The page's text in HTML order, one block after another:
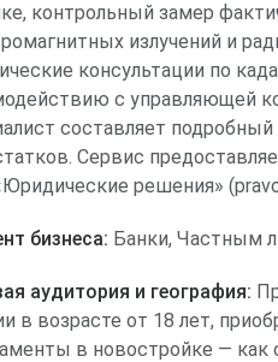
контрольный замер
излучений и
консультации по
с управляющей
составляет
Сервис
решения»
бизнеса: Банки, Частным
аудитория и география:
в возрасте от 18 лет,
в новостройке — как